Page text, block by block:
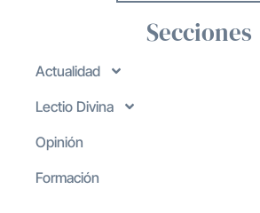
Secciones
Actualidad
Lectio Divina
Opinión
Formación